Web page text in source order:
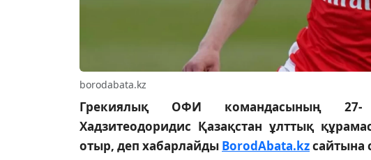
borodabata.kz
Грекиялық ОФИ командасының
Хадзитеодоридис Қазақстан ұлттық
отыр, деп хабарлайды BorodAbata.kzсайтына